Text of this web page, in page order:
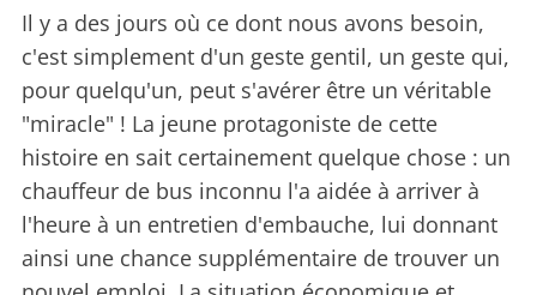
Il y a des jours où ce dont nous avons besoin,
c'est simplement d'un geste gentil, un geste qui,
pour quelqu'un, peut s'avérer être un véritable
"miracle" ! La jeune protagoniste de cette
histoire en sait certainement quelque chose : un
chauffeur de bus inconnu l'a aidée à arriver à
l'heure à un entretien d'embauche, lui donnant
ainsi une chance supplémentaire de trouver un